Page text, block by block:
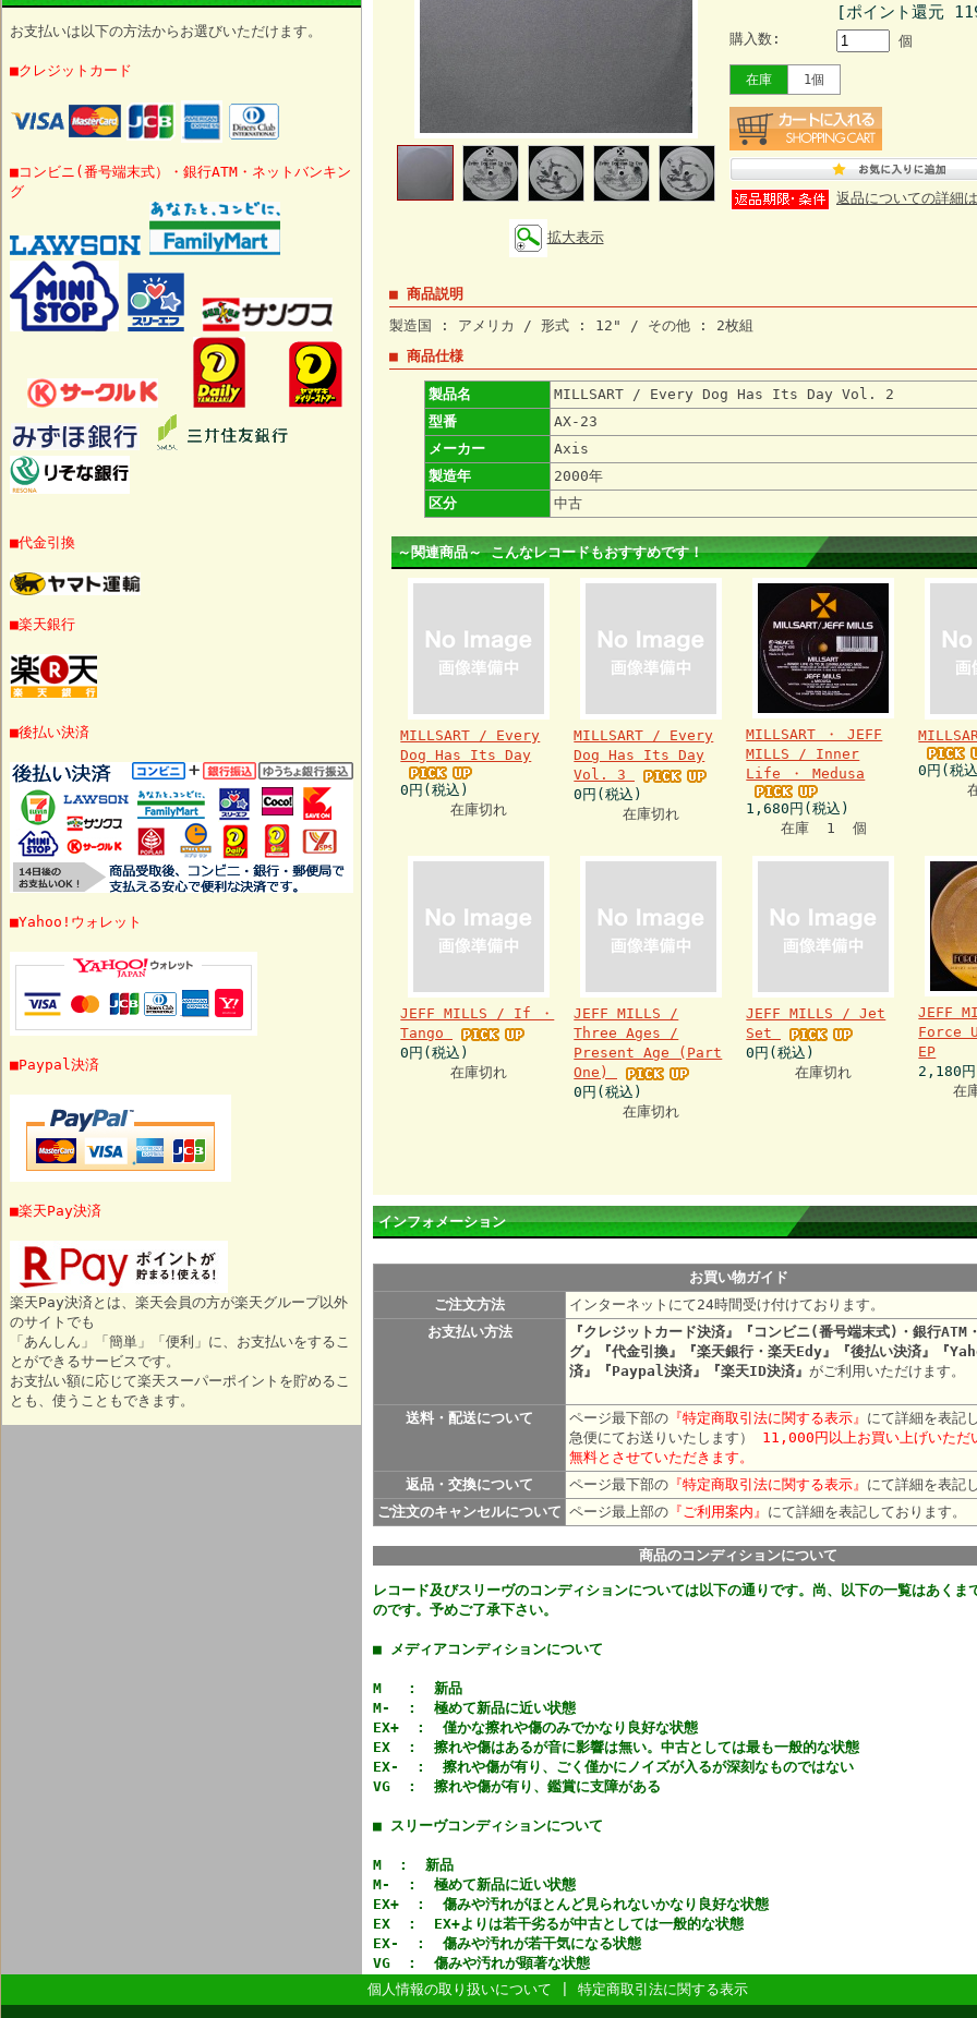
お支払いは以下の方法からお選びいただけます。
■クレジットカード
■コンビニ(番号端末式）・銀行ATM・ネットバンキン
グ
■代金引換
■楽天銀行
■後払い決済
■Yahoo!ウォレット
■Paypal決済
■楽天Pay決済
楽天Pay決済とは、楽天会員の方が楽天グループ以外
のサイトでも
「あんしん」「簡単」「便利」に、お支払いをするこ
とができるサービスです。
お支払い額に応じて楽天スーパーポイントを貯めるこ
とも、使うこともできます。
拡大表示
[ポイント還元
購入数: 個
在庫 1個
返品についての詳細
■ 商品説明
製造国 : アメリカ / 形式 : 12" / その他 : 2枚組
■ 商品仕様
製品名
MILLSART / Every Dog Has Its Day Vol. 2
型番
AX-23
メーカー
Axis
製造年
2000年
区分
中古
～関連商品～ こんなレコードもおすすめです！
MILLSART / Every
Dog Has Its Day
0円(税込)
在庫切れ
MILLSART / Every
Dog Has Its Day
Vol. 3
0円(税込)
在庫切れ
MILLSART ・ JEFF
MILLS / Inner
Life ・ Medusa
1,680円(税込)
在庫 1 個
0円(税
JEFF MILLS / If ・
Tango
0円(税込)
在庫切れ
JEFF MILLS /
Three Ages /
Present Age (Part
One)
0円(税込)
在庫切れ
JEFF MILLS / Jet
Set
0円(税込)
在庫切れ
JEFF
Force
EP
2,180
在
インフォメーション
お買い物ガイド
ご注文方法
インターネットにて24時間受け付けております。
お支払い方法
『クレジットカード決済』『コンビニ(番号端末式)・銀行ATM
グ』『代金引換』『楽天銀行・楽天Edy』『後払い決済』『
済』『Paypal決済』『楽天ID決済』 がご利用いただけます。
送料・配送について ページ最下部の 『特定商取引法に関する表示』 にて詳細を表記
急便にてお送りいたします） 11,000円以上お買い上げいただ
無料とさせていただきます。
返品・交換について
ページ最下部の 『特定商取引法に関する表示』 にて詳細を表記
ご注文のキャンセルについて ページ最上部の 『ご利用案内』 にて詳細を表記して
商品のコンディションについて
レコード及びスリーヴのコンディションについては以下の通りです。尚、以下の一覧はあくま
のです。予めご了承下さい。
■ メディアコンディションについて
M : 新品
M- : 極めて新品に近い状態
EX+ : 僅かな擦れや傷のみでかなり良好な状態
EX : 擦れや傷はあるが音に影響は無い。中古としては最も一般的な状態
EX- : 擦れや傷が有り、ごく僅かにノイズが入るが深刻なものではない
VG : 擦れや傷が有り、鑑賞に支障がある
■ スリーヴコンディションについて
M : 新品
M- : 極めて新品に近い状態
EX+ : 傷みや汚れがほとんど見られないかなり良好な状態
EX : EX+よりは若干劣るが中古としては一般的な状態
EX- : 傷みや汚れが若干気になる状態
VG : 傷みや汚れが顕著な状態
個人情報の取り扱いについて
特定商取引法に関する表示